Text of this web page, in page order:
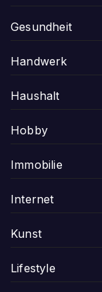
Gesundheit
Handwerk
Haushalt
Hobby
Immobilie
Internet
Kunst
Lifestyle